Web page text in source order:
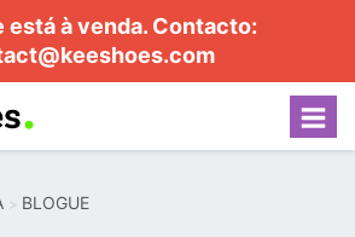
está à venda. Contacto:
BLOGUE